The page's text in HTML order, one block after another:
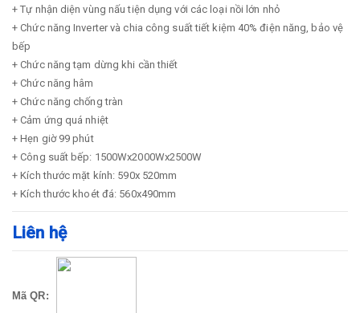
+ Tự nhận diện vùng nấu tiện dụng với các loại nồi lớn nhỏ
+ Chức năng Inverter và chia công suất tiết kiệm 40% điện năng, bảo vệ
bếp
+ Chức năng tạm dừng khi cần thiết
+ Chức năng hâm
+ Chức năng chống tràn
+ Cảm ứng quá nhiệt
+ Hẹn giờ 99 phút
+ Công suất bếp: 1500Wx2000Wx2500W
+ Kích thước mặt kính: 590x 520mm
+ Kích thước khoét đá: 560x490mm
Liên hệ
Mã QR: